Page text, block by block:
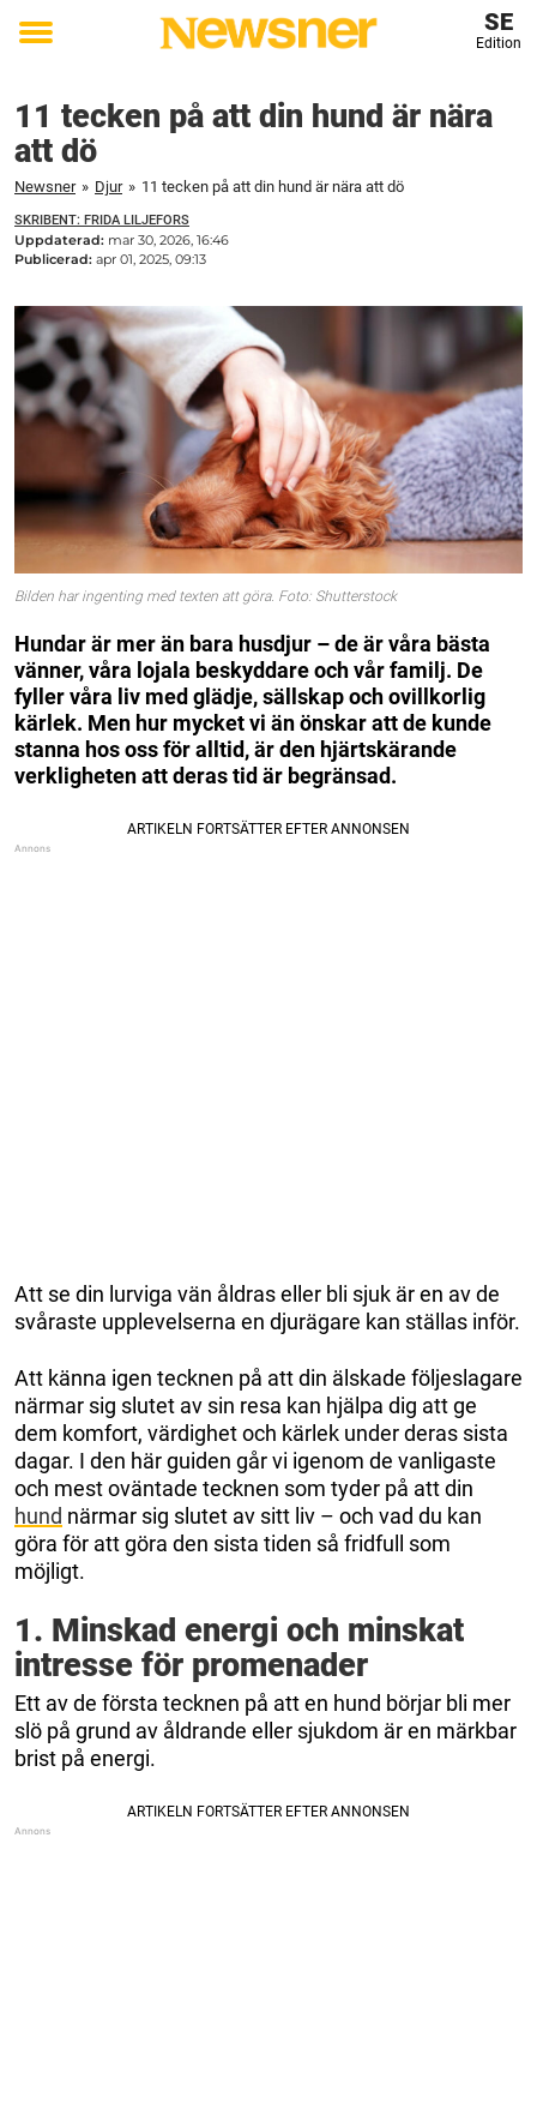
Toggle
SE
Edition
11 tecken på att din hund är nära
att dö
Newsner » Djur » 11 tecken på att din hund är nära att dö
SKRIBENT: FRIDA LILJEFORS
Uppdaterad: mar 30, 2026, 16:46
Publicerad: apr 01, 2025, 09:13
Bilden har ingenting med texten att göra. Foto: Shutterstock
Hundar är mer än bara husdjur – de är våra bästa
vänner, våra lojala beskyddare och vår familj. De
fyller våra liv med glädje, sällskap och ovillkorlig
kärlek. Men hur mycket vi än önskar att de kunde
stanna hos oss för alltid, är den hjärtskärande
verkligheten att deras tid är begränsad.
Att se din lurviga vän åldras eller bli sjuk är en av de
svåraste upplevelserna en djurägare kan ställas inför.
Att känna igen tecknen på att din älskade följeslagare
närmar sig slutet av sin resa kan hjälpa dig att ge
dem komfort, värdighet och kärlek under deras sista
dagar. I den här guiden går vi igenom de vanligaste
och mest oväntade tecknen som tyder på att din
hund närmar sig slutet av sitt liv – och vad du kan
göra för att göra den sista tiden så fridfull som
möjligt.
1. Minskad energi och minskat
intresse för promenader
Ett av de första tecknen på att en hund börjar bli mer
slö på grund av åldrande eller sjukdom är en märkbar
brist på energi.